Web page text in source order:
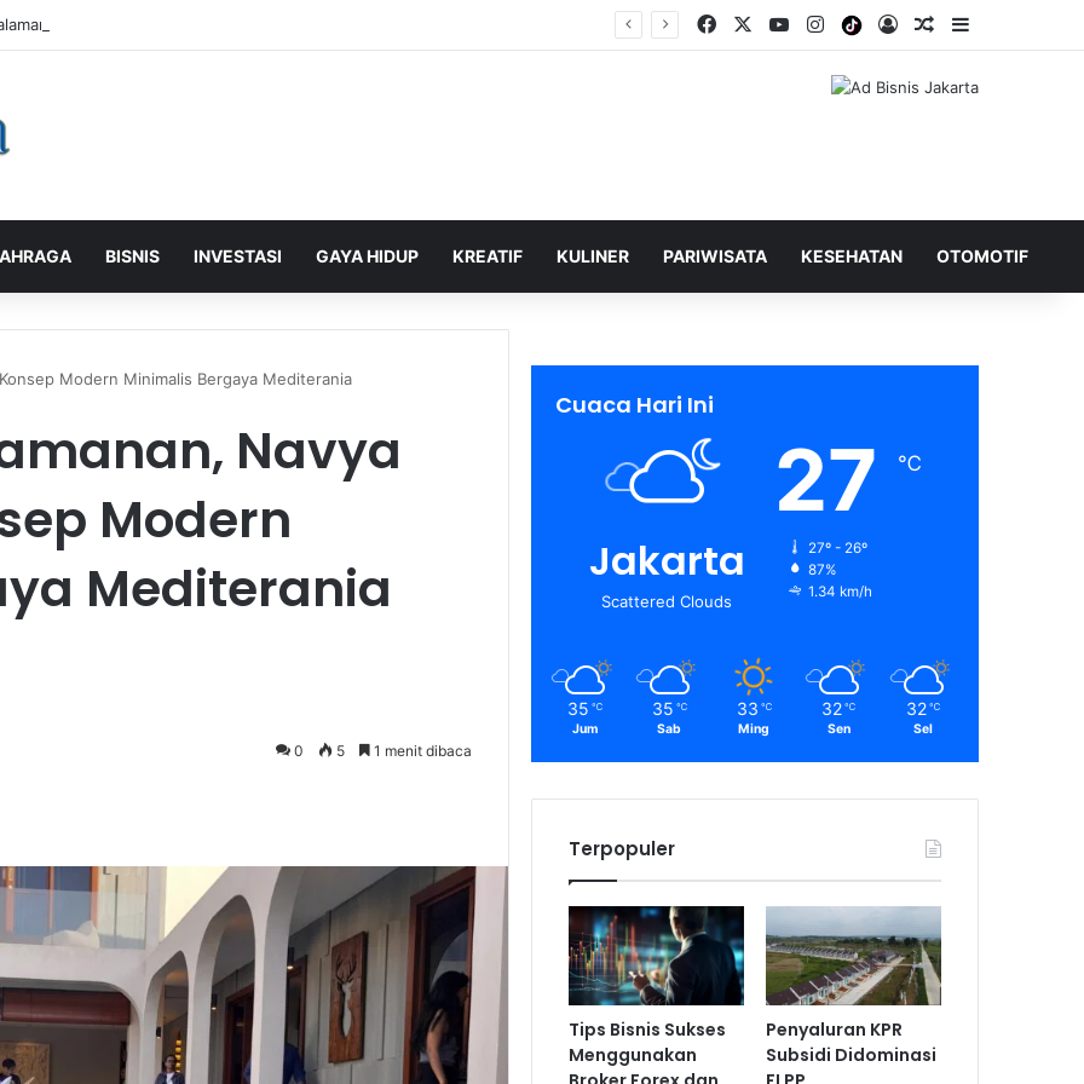
Pelanggan, PLN Icon Plus Sabet Tiga Penghargaan CCW 2026 Facebook YouTubeInstagramTiktokLog InShuffle Berita
BISNIS INVESTASI GAYA HIDUP KREATIF KULINER PARIWISATA KESEHATAN OTOMOTIF
Modern Minimalis Bergaya Mediterania
Navya
Modern
Mediterania
0 5 1 menit dibaca
Cuaca Hari Ini
Jakarta
Scattered Clouds
27 ℃
27º - 26º
87%
1.34 km/h
35 ℃
Jum
35 ℃
Sab
33 ℃
Ming
32 ℃
Sen
32 ℃
Sel
Terpopuler
Tips Bisnis Sukses
Menggunakan
Penyaluran KPR
Subsidi Didominasi